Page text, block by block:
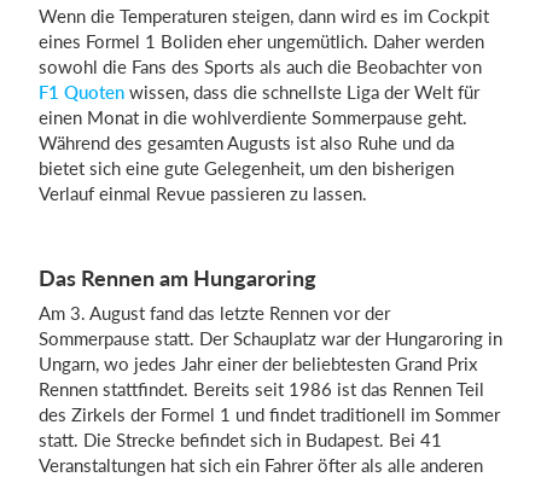
Deutsch
Einloggen
Wenn die Temperaturen steigen, dann wird es im Cockpit
eines Formel 1 Boliden eher ungemütlich. Daher werden
sowohl die Fans des Sports als auch die Beobachter von
F1 Quoten wissen, dass die schnellste Liga der Welt für
einen Monat in die wohlverdiente Sommerpause geht.
Während des gesamten Augusts ist also Ruhe und da
bietet sich eine gute Gelegenheit, um den bisherigen
Verlauf einmal Revue passieren zu lassen.
Das Rennen am Hungaroring
Am 3. August fand das letzte Rennen vor der
Sommerpause statt. Der Schauplatz war der Hungaroring in
Ungarn, wo jedes Jahr einer der beliebtesten Grand Prix
Rennen stattfindet. Bereits seit 1986 ist das Rennen Teil
des Zirkels der Formel 1 und findet traditionell im Sommer
statt. Die Strecke befindet sich in Budapest. Bei 41
Veranstaltungen hat sich ein Fahrer öfter als alle anderen